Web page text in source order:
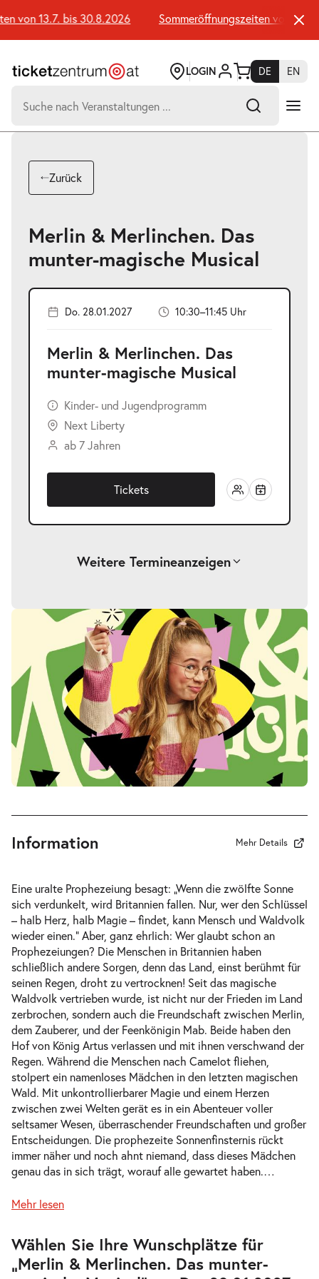
Seiteninhalt
springen
von 13.7. bis 30.8.2026 Sommeröffnungszeiten von 13.7.
LOGIN DE
EN
nach:
Suchtreffer:
Zurück
Merlin & Merlinchen. Das
munter-magische Musical
Do. 28.01.2027 10:30–11:45 Uhr
Merlin & Merlinchen. Das
munter-magische Musical
Kinder- und Jugendprogramm
Next Liberty
ab 7 Jahren
Tickets
Weitere Termineanzeigen
Merlin & Merlinchen. Das munter-
magische Musical
Sa.
07.11.2026
Sa. 07.11.2026
16:00–17:15 Uhr
Tickets
Merlin & Merlinchen. Das munter-
magische Musical-
10.11.2026Tickets
Merlin & Merlinchen. Das munter-
magische Musical-
Fr.
27.11.2026
Fr. 27.11.2026
10:30–11:45 Uhr
Tickets
Merlin & Merlinchen. Das munter-
magische Musical-
Fr.
27.11.2026
Fr. 27.11.2026
17:00–18:15 Uhr
Tickets
magische Musical
Sa.
28.11.2026
Sa. 28.11.2026
Tickets
Information Mehr Details
Eine uralte Prophezeiung besagt: „Wenn die zwölfte Sonne
sich verdunkelt, wird Britannien fallen. Nur, wer den Schlüssel
– halb Herz, halb Magie – findet, kann Mensch und Waldvolk
wieder einen.“ Aber, ganz ehrlich: Wer glaubt schon an
Prophezeiungen? Die Menschen in Britannien haben
schließlich andere Sorgen, denn das Land, einst berühmt für
seinen Regen, droht zu vertrocknen! Seit das magische
Waldvolk vertrieben wurde, ist nicht nur der Frieden im Land
zerbrochen, sondern auch die Freundschaft zwischen Merlin,
dem Zauberer, und der Feenkönigin Mab. Beide haben den
Hof von König Artus verlassen und mit ihnen verschwand der
Regen. Während die Menschen nach Camelot fliehen,
stolpert ein namenloses Mädchen in den letzten magischen
Wald. Mit unkontrollierbarer Magie und einem Herzen
zwischen zwei Welten gerät es in ein Abenteuer voller
seltsamer Wesen, überraschender Freundschaften und großer
Entscheidungen. Die prophezeite Sonnenfinsternis rückt
immer näher und noch ahnt niemand, dass dieses Mädchen
genau das in sich trägt, worauf alle gewartet haben.…
Mehr lesen
Wählen Sie Ihre Wunschplätze für
„Merlin & Merlinchen. Das munter-
Zur
barrierefreien
automatischen
Bestplatzwahl